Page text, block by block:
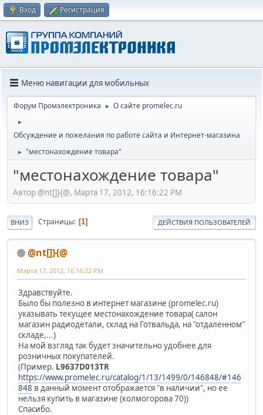
Вход Регистрация
Меню навигации для мобильных
Форум Промэлектроника ► О сайте promelec.ru
►
Обсуждение и пожелания по работе сайта и Интернет-магазина
► "местонахождение товара"
"местонахождение товара"
Автор @nt[]}{@, Марта 17, 2012, 16:16:22 PM
ВНИЗ Страницы 1 ДЕЙСТВИЯ ПОЛЬЗОВАТЕЛЕЙ
@nt[]}{@
Марта 17, 2012, 16:16:22 PM
Здравствуйте.
Было бы полезно в интернет магазине (promelec.ru)
указывать текущее местонахождение товара( салон
магазин радиодетали, склад на Готвальда, на "отдаленном"
складе,...)
На мой взгляд так будет значительно удобнее для
розничных покупателей.
(Пример. L9637D013TR
https://www.promelec.ru/catalog/1/13/1499/0/146848/#146
848 в данный момент отображается "в наличии", но ее
нельзя купить в магазине (колмогорова 70))
Спасибо.